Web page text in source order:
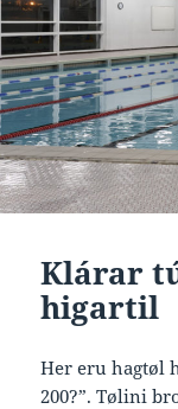
Klárar
higartil
Her eru hagtøl
200?”. Tølini